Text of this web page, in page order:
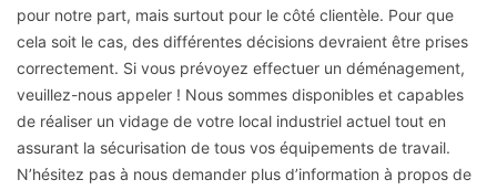
pour notre part, mais surtout pour le côté clientèle. Pour que
cela soit le cas, des différentes décisions devraient être prises
correctement. Si vous prévoyez effectuer un déménagement,
veuillez-nous appeler ! Nous sommes disponibles et capables
de réaliser un vidage de votre local industriel actuel tout en
assurant la sécurisation de tous vos équipements de travail.
N’hésitez pas à nous demander plus d’information à propos de